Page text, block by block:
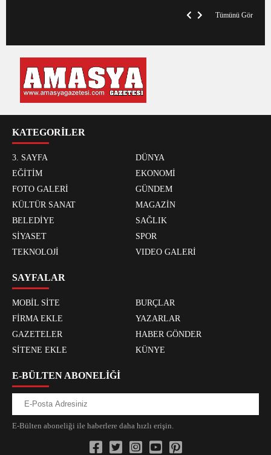
Tümünü Gör
KATEGORİLER
3. SAYFA
DÜNYA
EĞİTİM
EKONOMİ
FOTO GALERİ
GÜNDEM
KÜLTÜR SANAT
MAGAZİN
BELEDİYE
SAĞLIK
SİYASET
SPOR
TEKNOLOJİ
VIDEO GALERİ
SAYFALAR
MOBİL SİTE
BURÇLAR
FİRMA EKLE
YAZARLAR
GAZETELER
HABER GÖNDER
SİTENE EKLE
KÜNYE
E-BÜLTEN ABONELİĞİ
E-Bülten aboneliği ile haberlere daha hızlı erişin.